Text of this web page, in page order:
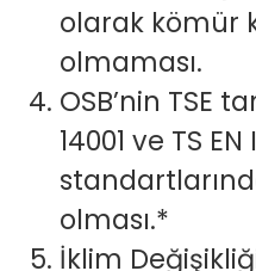
olarak kömür
olmaması.
OSB’nin TSE
14001 ve TS EN
olması.*
İklim